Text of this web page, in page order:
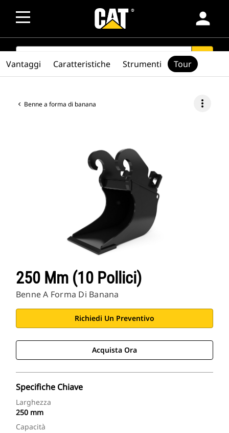
person
SEARCH search
Benne a forma di banana more_vert
250 Mm (10 Pollici)
Benne A Forma Di Banana
Richiedi Un Preventivo
Acquista Ora
Specifiche Chiave
Larghezza
250 mm
Capacità
Vantaggi Caratteristiche Strumenti Tour